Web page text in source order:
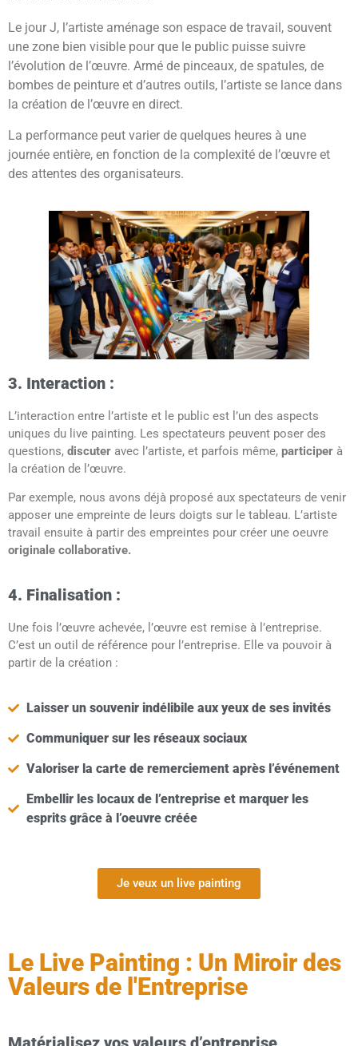
Le jour J, l’artiste aménage son espace de travail, souvent
une zone bien visible pour que le public puisse suivre
l’évolution de l’œuvre. Armé de pinceaux, de spatules, de
bombes de peinture et d’autres outils, l’artiste se lance dans
la création de l’œuvre en direct.
La performance peut varier de quelques heures à une
journée entière, en fonction de la complexité de l’œuvre et
des attentes des organisateurs.
3. Interaction :
L’interaction entre l’artiste et le public est l’un des aspects
uniques du live painting. Les spectateurs peuvent poser des
questions, discuter avec l’artiste, et parfois même, participer à
la création de l’œuvre.
Par exemple, nous avons déjà proposé aux spectateurs de venir
apposer une empreinte de leurs doigts sur le tableau. L’artiste
travail ensuite à partir des empreintes pour créer une oeuvre
originale collaborative.
4. Finalisation :
Une fois l’œuvre achevée, l’œuvre est remise à l’entreprise.
C’est un outil de référence pour l’entreprise. Elle va pouvoir à
partir de la création :
Laisser un souvenir indélibile aux yeux de ses invités
Communiquer sur les réseaux sociaux
Valoriser la carte de remerciement après l’événement
Embellir les locaux de l’entreprise et marquer les
esprits grâce à l’oeuvre créée
Je veux un live painting
Le Live Painting : Un Miroir des
Valeurs de l'Entreprise